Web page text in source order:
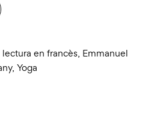
en francès, Emmanuel
, Yoga